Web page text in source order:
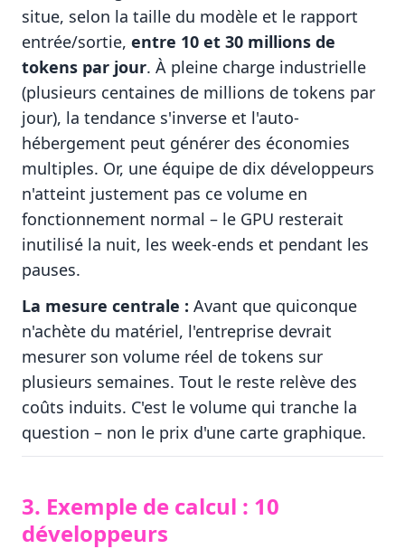
situe, selon la taille du modèle et le rapport
entrée/sortie, entre 10 et 30 millions de
tokens par jour. À pleine charge industrielle
(plusieurs centaines de millions de tokens par
jour), la tendance s'inverse et l'auto-
hébergement peut générer des économies
multiples. Or, une équipe de dix développeurs
n'atteint justement pas ce volume en
fonctionnement normal – le GPU resterait
inutilisé la nuit, les week-ends et pendant les
pauses.
La mesure centrale : Avant que quiconque
n'achète du matériel, l'entreprise devrait
mesurer son volume réel de tokens sur
plusieurs semaines. Tout le reste relève des
coûts induits. C'est le volume qui tranche la
question – non le prix d'une carte graphique.
3. Exemple de calcul : 10
développeurs